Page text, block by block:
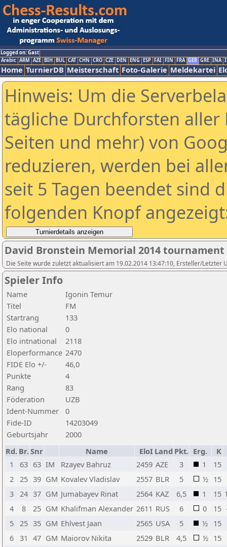
Logged on: Gast
Arabic ARM AZE BIH BUL CAT CHN CRO CZE DEN ENG ESP FAI FIN FRA GER GRE INA
Home TurnierDB Meisterschaft Foto-Galerie Meldekartei
Hinweis: Um die
tägliche Durchforsten aller
Seiten und mehr) von
reduzieren, werden bei
seit 5 Tagen beendet sind
folgenden Knopf
David Bronstein Memorial 2014 tournament
Die Seite wurde zuletzt aktualisiert am 19.02.2014 13:47:10, Ersteller/Letzter
Spieler Info
Name
Igonin Temur
Titel
FM
Startrang
133
Elo national
0
Elo intnational
2118
Eloperformance 2470
FIDE Elo +/-
46,0
Punkte
4
Rang
83
Föderation
UZB
Ident-Nummer
0
Fide-ID
14203049
Geburtsjahr
2000
Rd. Br.Snr Name EloI Land Pkt. Erg.
K
1
63 63 IM Rzayev Bahruz 2459 AZE 3 1
15
2
25 39 GM Kovalev Vladislav 2557 BLR 5 ½ 15
3
24 37 GM Jumabayev Rinat 2564 KAZ 6,5 1 15
4
8 25 GM Khalifman Alexander 2611 RUS 6 0 15
5
25 35 GM Ehlvest Jaan 2565 USA 5 ½ 15
6
31 47 GM Maiorov Nikita 2529 BLR 4,5 ½ 15